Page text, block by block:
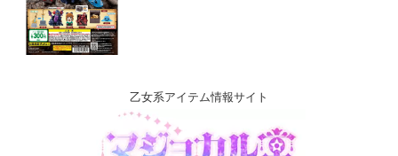
乙女系アイテム情報サイト